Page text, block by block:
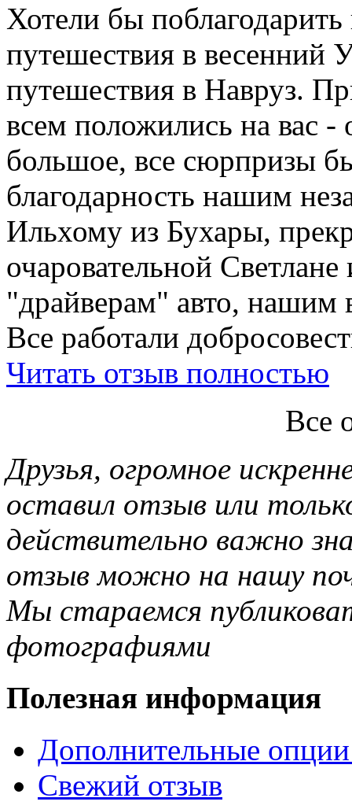
Хотели бы
путешествия в весенний
путешествия в Навруз.
всем положились на вас -
большое, все сюрпризы
благодарность нашим
Ильхому из Бухары,
очаровательной
"драйверам" авто, нашим
Все работали
Читать отзыв полностью
Все
Друзья, огромное
оставил отзыв или
действительно важно
отзыв можно на нашу
Мы стараемся
фотографиями
Полезная информация
Дополнительные
Свежий отзыв